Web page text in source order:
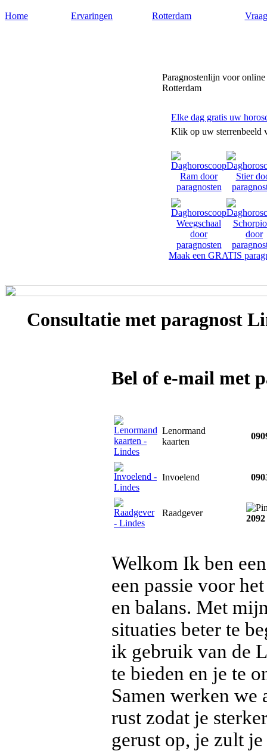
Home Ervaringen Rotterdam
Paragnostenlijn voor
Rotterdam
Elke dag gratis uw
Klik op uw sterrenbeeld
Maak een GRATIS
Consultatie met paragnost
Bel of e-mail met
Lenormand
kaarten
Invoelend
Raadgever
2092
Welkom Ik ben
een passie voor
en balans. Met
situaties beter te
ik gebruik van de
te bieden en je te
Samen werken
rust zodat je
gerust op, je zult